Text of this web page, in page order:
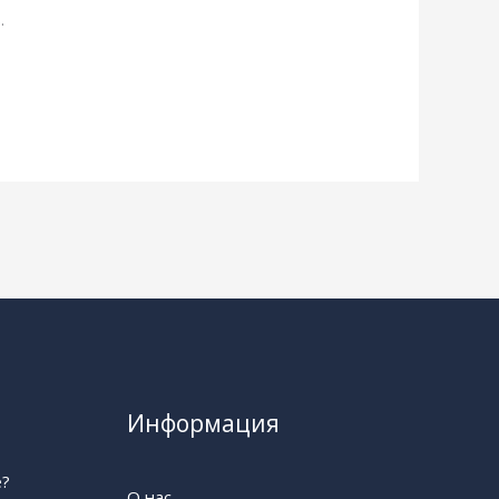
Информация